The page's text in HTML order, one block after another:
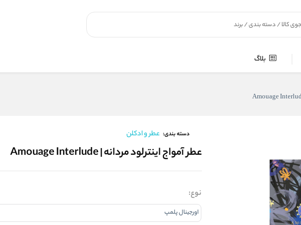
بلاگ
دسته بندی: عطر و ادکلن
عطر آمواج اینترلود مردانه | Amouage Interlude
نوع: